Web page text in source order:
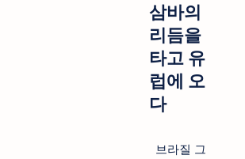
삼바의
리듬을
타고 유
럽에 오
다
브라질 그